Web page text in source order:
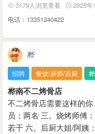
3179人浏览查看 2025年
电话：13351240422
桦
招聘 餐饮/厨师/后厨
桦南不二烤骨店
不二烤骨店需要这样的
员：两名 三。烧烤师傅
若干 六。后厨大姐/阿姨